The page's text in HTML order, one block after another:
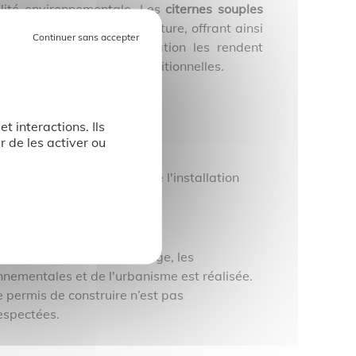
environnementale. Les citernes souples
récupération d'eau de toiture, offrant ainsi
et leur facilité d'installation les rendent
ressources en eau traditionnelles.
Les étapes en amont de l'installation
Selon le type d'usage, les
et de l'urbanisme est réalisée.
de construire n’est pas
interactions. Ils
de les activer ou